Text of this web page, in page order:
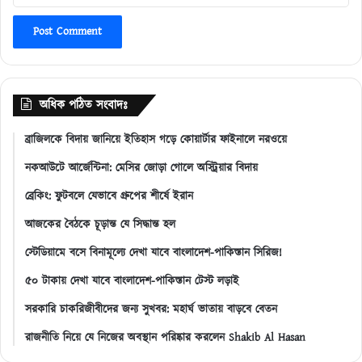
অধিক পঠিত সংবাদঃ
ব্রাজিলকে বিদায় জানিয়ে ইতিহাস গড়ে কোয়ার্টার ফাইনালে নরওয়ে
নকআউটে আর্জেন্টিনা: মেসির জোড়া গোলে অস্ট্রিয়ার বিদায়
ব্রেকিং: ফুটবলে যেভাবে গ্রুপের শীর্ষে ইরান
আজকের বৈঠকে চূড়ান্ত যে সিদ্ধান্ত হল
স্টেডিয়ামে বসে বিনামূল্যে দেখা যাবে বাংলাদেশ-পাকিস্তান সিরিজ!
৫০ টাকায় দেখা যাবে বাংলাদেশ-পাকিস্তান টেস্ট লড়াই
সরকারি চাকরিজীবীদের জন্য সুখবর: মহার্ঘ ভাতায় বাড়বে বেতন
রাজনীতি নিয়ে যে নিজের অবস্থান পরিষ্কার করলেন Shakib Al Hasan